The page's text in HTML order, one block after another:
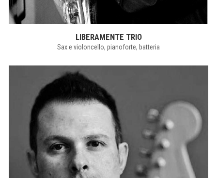
LIBERAMENTE TRIO
Sax e violoncello, pianoforte, batteria